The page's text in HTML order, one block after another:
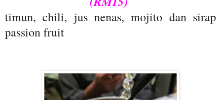
timun, chili, jus nenas, mojito dan sirap
passion fruit